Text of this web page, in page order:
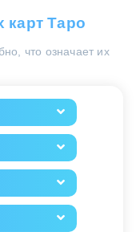
карт Таро
что означает их